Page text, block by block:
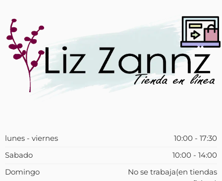
lunes - viernes
10:00 - 17:30
Sabado
10:00 - 14:00
Domingo
No se trabaja(en tiendas